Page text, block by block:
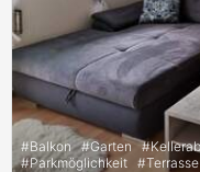
#Balkon #Garten #
#Parkmöglichkeit #Terrasse